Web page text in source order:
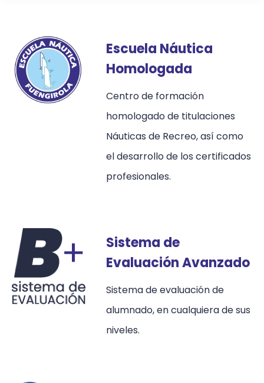
Escuela Náutica
Homologada
Centro de formación
homologado de titulaciones
Náuticas de Recreo, así como
el desarrollo de los certificados
profesionales.
Sistema de
Evaluación Avanzado
Sistema de evaluación de
alumnado, en cualquiera de sus
niveles.